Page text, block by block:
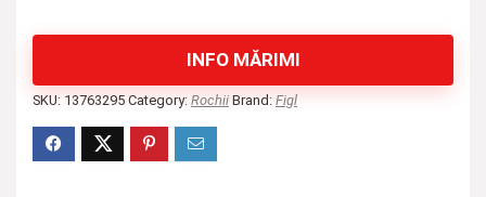
INFO MĂRIMI
SKU: 13763295 Category: Rochii Brand: Figl